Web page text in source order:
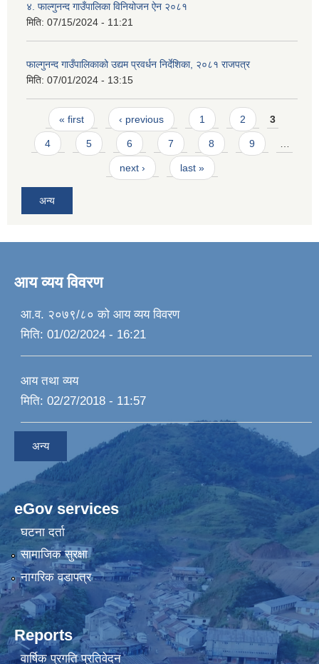
४. फाल्गुनन्द गाउँपालिका विनियोजन ऐन २०८१
मिति: 07/15/2024 - 11:21
फाल्गुनन्द गाउँपालिकाको उद्यम प्रवर्धन निर्देशिका, २०८१ राजपत्र
मिति: 07/01/2024 - 13:15
Pages
« first ‹ previous 1 2 3
4 5 6 7 8 9
next › last »
अन्य
आय व्यय विवरण
आ.व. २०७९/८० को आय व्यय विवरण
मिति: 01/02/2024 - 16:21
आय तथा व्यय
मिति: 02/27/2018 - 11:57
अन्य
eGov services
घटना दर्ता
सामाजिक सुरक्षा
नागरिक वडापत्र
Reports
वार्षिक प्रगति प्रतिवेदन